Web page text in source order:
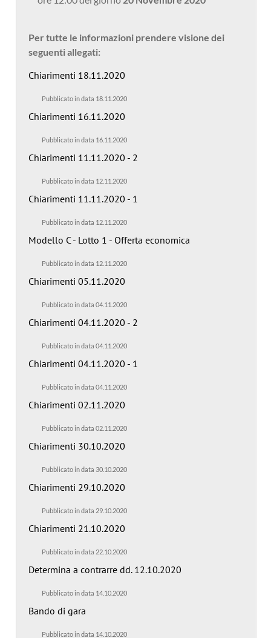
Per tutte le informazioni prendere visione dei
seguenti allegati:
Chiarimenti 18.11.2020
Pubblicato in data 18.11.2020
Chiarimenti 16.11.2020
Pubblicato in data 16.11.2020
Chiarimenti 11.11.2020 - 2
Pubblicato in data 12.11.2020
Chiarimenti 11.11.2020 - 1
Pubblicato in data 12.11.2020
Modello C - Lotto 1 - Offerta economica
Pubblicato in data 12.11.2020
Chiarimenti 05.11.2020
Pubblicato in data 04.11.2020
Chiarimenti 04.11.2020 - 2
Pubblicato in data 04.11.2020
Chiarimenti 04.11.2020 - 1
Pubblicato in data 04.11.2020
Chiarimenti 02.11.2020
Pubblicato in data 02.11.2020
Chiarimenti 30.10.2020
Pubblicato in data 30.10.2020
Chiarimenti 29.10.2020
Pubblicato in data 29.10.2020
Chiarimenti 21.10.2020
Pubblicato in data 22.10.2020
Determina a contrarre dd. 12.10.2020
Pubblicato in data 14.10.2020
Bando di gara
Pubblicato in data 14.10.2020